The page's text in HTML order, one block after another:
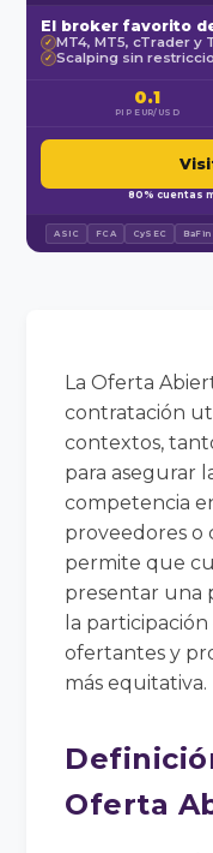
El broker favorito
✓ MT4, MT5, cTrader y
✓ Scalping sin
0.1
PIP EUR/USD
80% cuentas
ASIC FCA CySEC BaFin
La Oferta
contratación
contextos,
para asegurar
competencia
proveedores o
permite que
presentar una
la
ofertantes y
más equitativa.
Oferta